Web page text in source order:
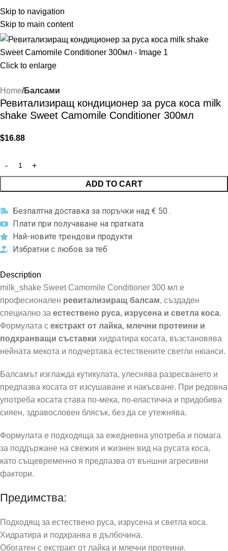
Skip to navigation
Skip to main content
Click to enlarge
Home Балсами
Ревитализиращ кондиционер за руса коса milk
shake Sweet Camomile Conditioner 300мл
$16.88
ADD TO CART
Безпалтна доставка за поръчки над € 50 .
Плати при получаване на пратката
Най-новите трендови продукти
Избратни с любов за теб
Description
milk_shake Sweet Camomile Conditioner 300 мл е
професионален ревитализиращ балсам, създаден
специално за естествено руса, изрусена и светла коса.
Формулата с екстракт от лайка, млечни протеини и
подхранващи съставки хидратира косата, възстановява
нейната мекота и подчертава естествените светли нюанси.
Балсамът изглажда кутикулата, улеснява разресването и
предпазва косата от изсушаване и накъсване. При редовна
употреба косата става по-мека, по-еластична и придобива
сияен, здравословен блясък, без да се утежнява.
Формулата е подходяща за ежедневна употреба и помага
за поддържане на свежия и жизнен вид на русата коса,
като същевременно я предпазва от външни агресивни
фактори.
Предимства:
Подходящ за естествено руса, изрусена и светла коса.
Хидратира и подхранва в дълбочина.
Обогатен с екстракт от лайка и млечни протеини.